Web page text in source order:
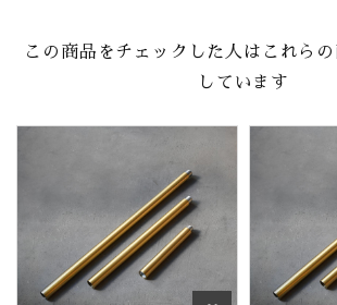
この商品をチェックした人はこれら
しています